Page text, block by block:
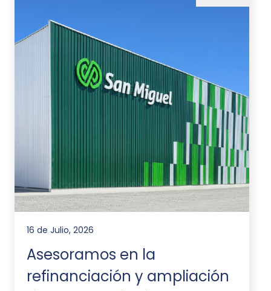
16 de Julio, 2026
Asesoramos en la
refinanciación y ampliación